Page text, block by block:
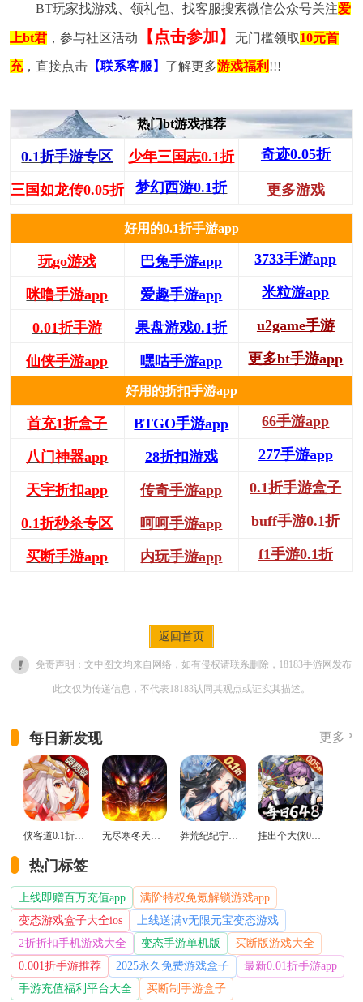
BT玩家找游戏、领礼包、找客服搜索微信公众号关注爱
上bt君，参与社区活动 【点击参加】 无门槛领取10元首
充，直接点击【联系客服】 了解更多游戏福利 !!!
热门bt游戏推荐
0.1折手游专区 少年三国志0.1折 奇迹0.05折
三国如龙传0.05折 梦幻西游0.1折 更多游戏
好用的0.1折手游app
玩go游戏 巴兔手游app 3733手游app
咪噜手游app 爱趣手游app 米粒游app
0.01折手游 果盘游戏0.1折 u2game手游
仙侠手游app 嘿咕手游app 更多bt手游app
好用的折扣手游app
首充1折盒子 BTGO手游app 66手游app
八门神器app 28折扣游戏 277手游app
天宇折扣app 传奇手游app 0.1折手游盒子
0.1折秒杀专区 呵呵手游app buff手游0.1折
买断手游app 内玩手游app f1手游0.1折
返回首页
免责声明：文中图文均来自网络，如有侵权请联系删除，18183手游网发布
此文仅为传递信息，不代表18183认同其观点或证实其描述。
每日新发现 更多
侠客道0.1折变态版 无尽寒冬天蛇新春送礼版 莽荒纪纪宁传奇0.1折送无限连抽版 挂出个大侠0.05折免单福利版
热门标签
上线即赠百万充值app
满阶特权免氪解锁游戏app
变态游戏盒子大全ios
上线送满v无限元宝变态游戏
2折折扣手机游戏大全
变态手游单机版
买断版游戏大全
0.001折手游推荐
2025永久免费游戏盒子
最新0.01折手游app
手游充值福利平台大全
买断制手游盒子